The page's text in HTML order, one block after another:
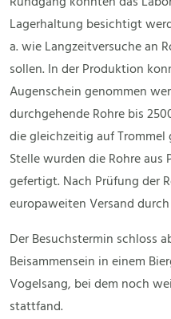
Lagerhaltung besichtigt
a. wie Langzeitversuche an
sollen. In der Produktion
Augenschein genommen
durchgehende Rohre bis
die gleichzeitig auf
Stelle wurden die Rohre aus
gefertigt. Nach Prüfung der
europaweiten Versand
Der Besuchstermin schloss
Beisammensein in einem
Vogelsang, bei dem noch
stattfand.